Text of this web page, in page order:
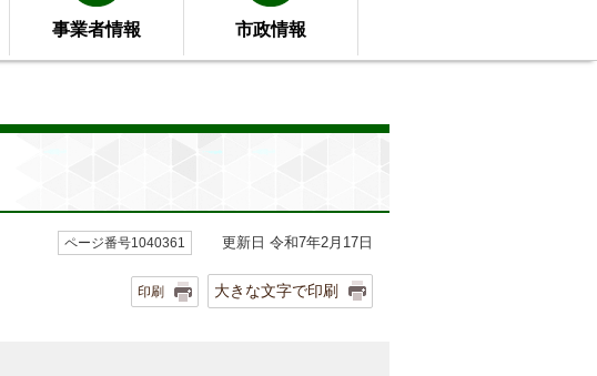
事業者情報 市政情報
ページ番号1040361 更新日 令和7年2月17日
印刷 大きな文字で印刷